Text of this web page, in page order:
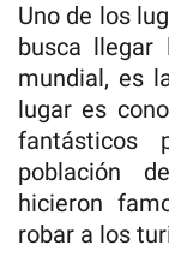
Uno de los
busca llegar
mundial, es
lugar es
fantásticos
población
hicieron
robar a los